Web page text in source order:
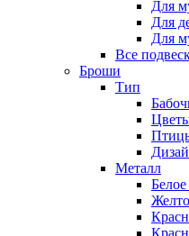
Для
Для
Для
Все
Броши
Тип
Металл
Белое